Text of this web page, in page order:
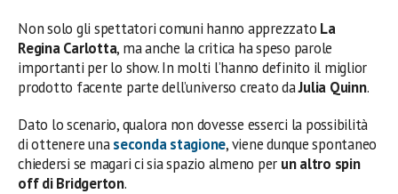
Non solo gli spettatori comuni hanno apprezzato La
Regina Carlotta, ma anche la critica ha speso parole
importanti per lo show. In molti l’hanno definito il miglior
prodotto facente parte dell’universo creato daJulia Quinn.
Dato lo scenario, qualora non dovesse esserci la possibilità
di ottenere unaseconda stagione, viene dunque spontaneo
chiedersi se magari ci sia spazio almeno per un altro spin
off di Bridgerton.